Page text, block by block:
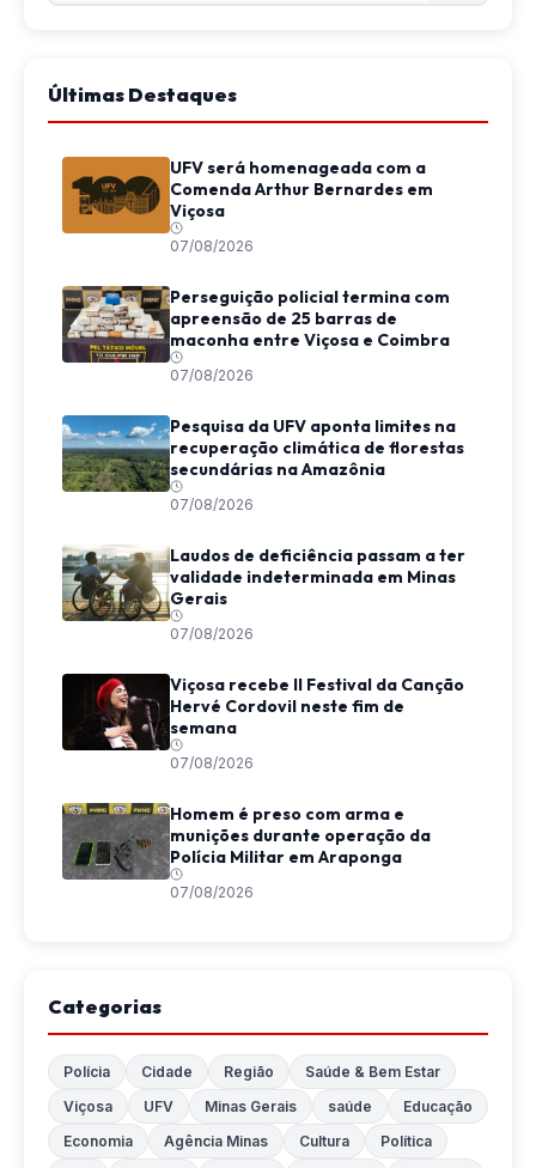
Últimas Destaques
UFV será homenageada com a
Comenda Arthur Bernardes em
Viçosa
07/08/2026
Perseguição policial termina com
apreensão de 25 barras de
maconha entre Viçosa e Coimbra
07/08/2026
Pesquisa da UFV aponta limites na
recuperação climática de florestas
secundárias na Amazônia
07/08/2026
Laudos de deficiência passam a ter
validade indeterminada em Minas
Gerais
07/08/2026
Viçosa recebe II Festival da Canção
Hervé Cordovil neste fim de
semana
07/08/2026
Homem é preso com arma e
munições durante operação da
Polícia Militar em Araponga
07/08/2026
Categorias
Polícia Cidade Região
Saúde & Bem Estar
Viçosa
UFV Minas Gerais saúde
Educação
Economia
Agência Minas Cultura
Política